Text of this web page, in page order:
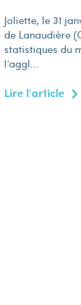
Joliette, le 31
de Lanaudière
statistiques du
l’aggl...
Lire l'article